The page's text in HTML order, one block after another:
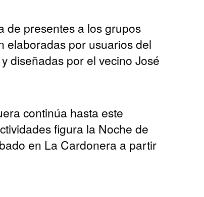
de presentes a los grupos
elaboradas por usuarios del
diseñadas por el vecino José
continúa hasta este
figura la Noche de
en La Cardonera a partir